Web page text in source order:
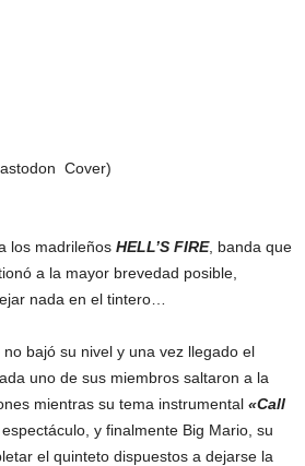
Cover)
los madrileños HELL’S FIRE, banda que
a la mayor brevedad posible,
nada en el tintero…
bajó su nivel y una vez llegado el
uno de sus miembros saltaron a la
mientras su tema instrumental «Call
y finalmente Big Mario, su
el quinteto dispuestos a dejarse la